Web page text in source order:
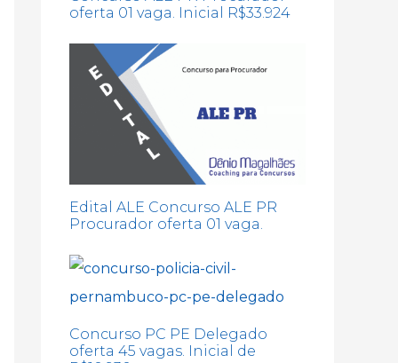
oferta 01 vaga. Inicial R$33.924
Edital ALE Concurso ALE PR
Procurador oferta 01 vaga.
Concurso PC PE Delegado
oferta 45 vagas. Inicial de